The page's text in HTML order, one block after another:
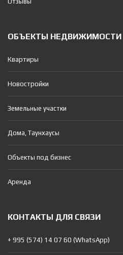
ОБЪЕКТЫ НЕДВИЖИМОСТИ
Квартиры
Новостройки
Земельные участки
Дома, Таунхаусы
Объекты под бизнес
Аренда
КОНТАКТЫ ДЛЯ СВЯЗИ
+ 995 (574) 14 07 60 (WhatsApp)